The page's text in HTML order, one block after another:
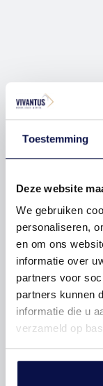
Toestemming
Deze website
We gebruiken
personaliseren,
en om ons
informatie over
partners voor
partners kunnen
informatie die u
verzameld op